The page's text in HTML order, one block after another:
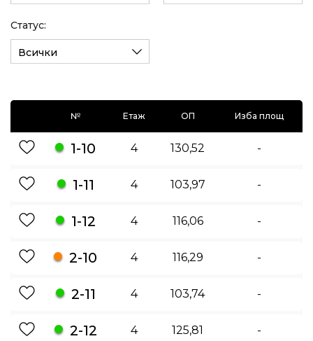
Статус:
Всички
№ Етаж ОП Изба площ
1-10 4 130,52 -
1-11 4 103,97 -
1-12 4 116,06 -
2-10 4 116,29 -
2-11 4 103,74 -
2-12 4 125,81 -